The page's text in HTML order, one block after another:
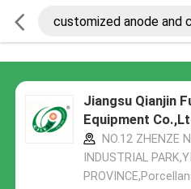
Jiangsu Qianjin
Equipment
NO.12 ZHENZE
INDUSTRIAL